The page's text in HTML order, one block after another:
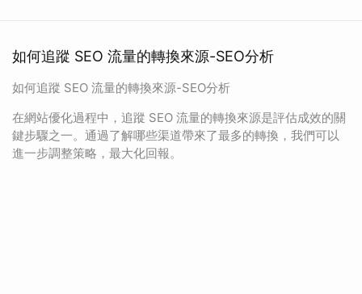
如何追蹤 SEO 流量的轉換來源-SEO分析
如何追蹤 SEO 流量的轉換來源-SEO分析
在網站優化過程中，追蹤 SEO 流量的轉換來源是評估成效的關
鍵步驟之一。通過了解哪些渠道帶來了最多的轉換，我們可以
進一步調整策略，最大化回報。